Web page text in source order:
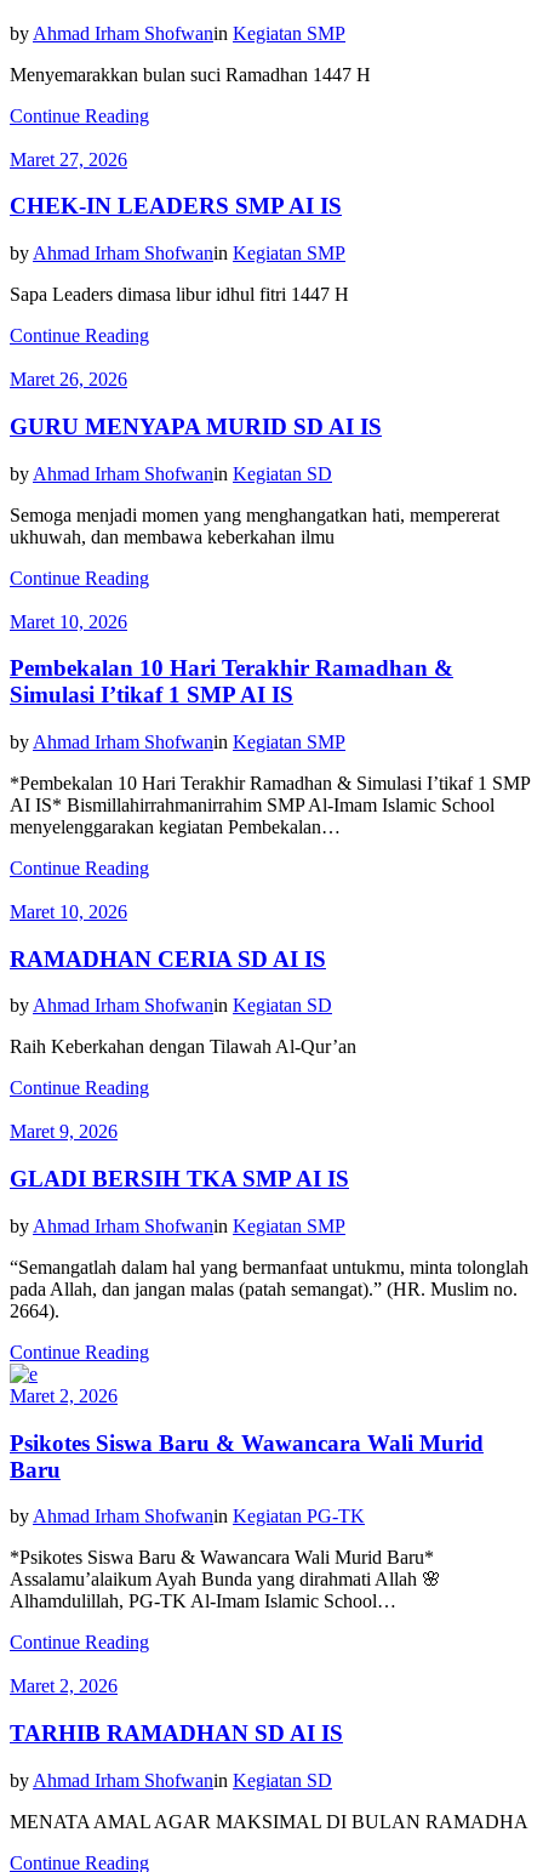
by Ahmad Irham Shofwanin Kegiatan SMP
Menyemarakkan bulan suci Ramadhan 1447 H
Continue Reading
Maret 27, 2026
CHEK-IN LEADERS SMP AI IS
by Ahmad Irham Shofwanin Kegiatan SMP
Sapa Leaders dimasa libur idhul fitri 1447 H
Continue Reading
Maret 26, 2026
GURU MENYAPA MURID SD AI IS
by Ahmad Irham Shofwanin Kegiatan SD
Semoga menjadi momen yang menghangatkan hati, mempererat
ukhuwah, dan membawa keberkahan ilmu
Continue Reading
Maret 10, 2026
Pembekalan 10 Hari Terakhir Ramadhan &
Simulasi I’tikaf 1 SMP AI IS
by Ahmad Irham Shofwanin Kegiatan SMP
*Pembekalan 10 Hari Terakhir Ramadhan & Simulasi I’tikaf 1 SMP
AI IS* Bismillahirrahmanirrahim SMP Al-Imam Islamic School
menyelenggarakan kegiatan Pembekalan…
Continue Reading
Maret 10, 2026
RAMADHAN CERIA SD AI IS
by Ahmad Irham Shofwanin Kegiatan SD
Raih Keberkahan dengan Tilawah Al-Qur’an
Continue Reading
Maret 9, 2026
GLADI BERSIH TKA SMP AI IS
by Ahmad Irham Shofwanin Kegiatan SMP
“Semangatlah dalam hal yang bermanfaat untukmu, minta tolonglah
pada Allah, dan jangan malas (patah semangat).” (HR. Muslim no.
2664).
Continue Reading
Maret 2, 2026
Psikotes Siswa Baru & Wawancara Wali Murid
Baru
by Ahmad Irham Shofwanin Kegiatan PG-TK
*Psikotes Siswa Baru & Wawancara Wali Murid Baru*
Assalamu’alaikum Ayah Bunda yang dirahmati Allah 🌸
Alhamdulillah, PG-TK Al-Imam Islamic School…
Continue Reading
Maret 2, 2026
TARHIB RAMADHAN SD AI IS
by Ahmad Irham Shofwanin Kegiatan SD
MENATA AMAL AGAR MAKSIMAL DI BULAN RAMADHA
Continue Reading